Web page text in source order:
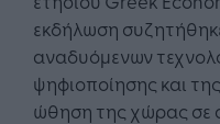
εκδήλωση
αναδυόμενων
ψηφιοποίησης και
ώθηση της χώρας σε